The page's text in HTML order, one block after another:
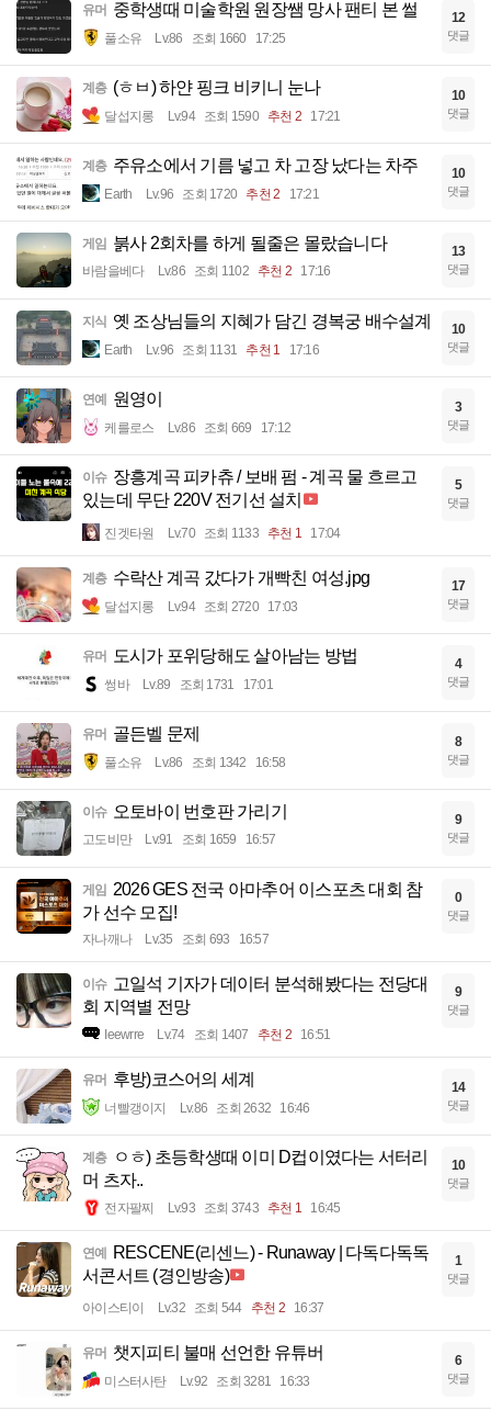
유머 중학생때 미술학원 원장쌤 망사 팬티 본 썰
풀소유 Lv.86 조회 1660 17:25
12
댓글
계층 (ㅎㅂ) 하얀 핑크 비키니 눈나
달섭지롱 Lv.94 조회 1590 추천 2 17:21
10
댓글
계층 주유소에서 기름 넣고 차 고장 났다는 차주
Earth Lv.96 조회 1720 추천 2 17:21
10
댓글
게임 붉사 2회차를 하게 될줄은 몰랐습니다
바람을베다 Lv.86 조회 1102 추천 2 17:16
13
댓글
지식 옛 조상님들의 지혜가 담긴 경복궁 배수설계
Earth Lv.96 조회 1131 추천 1 17:16
10
댓글
연예 원영이
케를로스 Lv.86 조회 669 17:12
3
댓글
이슈 장흥계곡 피카츄 / 보배 펌 - 계곡 물 흐르고
있는데 무단 220V 전기선 설치
진겟타원 Lv.70 조회 1133 추천 1 17:04
5
댓글
계층 수락산 계곡 갔다가 개빡친 여성.jpg
달섭지롱 Lv.94 조회 2720 17:03
17
댓글
유머 도시가 포위당해도 살아남는 방법
썽바 Lv.89 조회 1731 17:01
4
댓글
유머 골든벨 문제
풀소유 Lv.86 조회 1342 16:58
8
댓글
이슈 오토바이 번호판 가리기
고도비만 Lv.91 조회 1659 16:57
9
댓글
게임 2026 GES 전국 아마추어 이스포츠 대회 참
가 선수 모집!
자나깨나 Lv.35 조회 693 16:57
0
댓글
이슈 고일석 기자가 데이터 분석해봤다는 전당대
회 지역별 전망
Ieewrre Lv.74 조회 1407 추천 2 16:51
9
댓글
유머 후방)코스어의 세계
너빨갱이지 Lv.86 조회 2632 16:46
14
댓글
계층
ㅇㅎ) 초등학생때 이미 D컵이였다는 서터리
머 츠자..
전자팔찌 Lv.93 조회 3743 추천 1 16:45
10
댓글
연예 RESCENE(리센느) - Runaway | 다독다독독
서콘서트 (경인방송)
아이스티이 Lv.32 조회 544 추천 2 16:37
1
댓글
유머 챗지피티 불매 선언한 유튜버
미스터사탄 Lv.92 조회 3281 16:33
6
댓글